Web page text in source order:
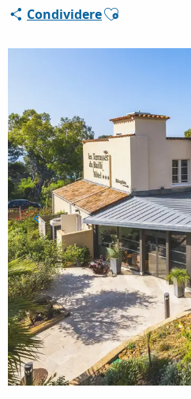
SOGGIORNO
CondividereAjouter aux